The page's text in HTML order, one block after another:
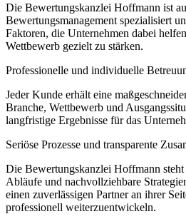
Die Bewertungskanzlei Hoffmann ist
Bewertungsmanagement spezialisiert
Faktoren, die Unternehmen dabei
Wettbewerb gezielt zu stärken.
Professionelle und individuelle
Jeder Kunde erhält eine
Branche, Wettbewerb und
langfristige Ergebnisse für das
Seriöse Prozesse und transparente
Die Bewertungskanzlei Hoffmann
Abläufe und nachvollziehbare
einen zuverlässigen Partner an ihrer
professionell weiterzuentwickeln.